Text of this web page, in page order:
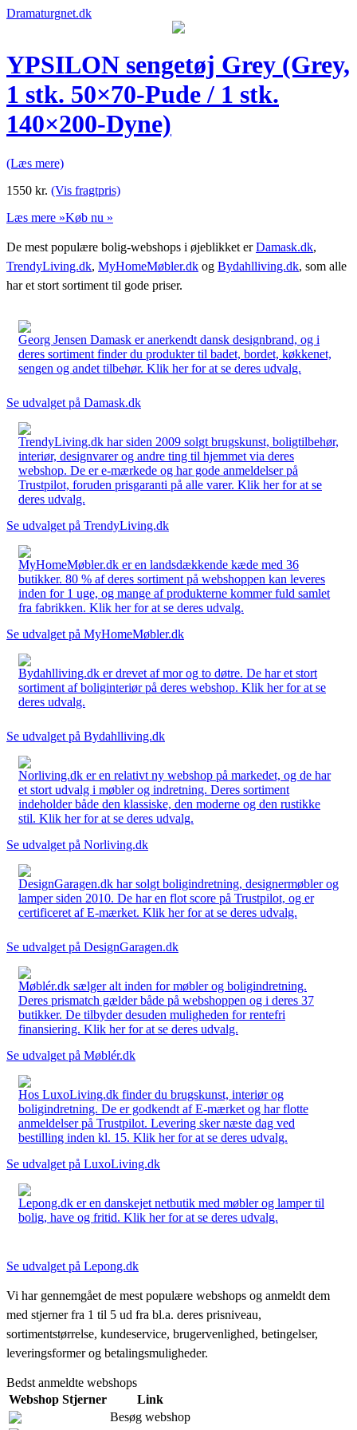
Dramaturgnet.dk
YPSILON sengetøj Grey (Grey,
1 stk. 50×70-Pude / 1 stk.
140×200-Dyne)
(Læs mere)
1550 kr. (Vis fragtpris)
Læs mere »Køb nu »
De mest populære bolig-webshops i øjeblikket erDamask.dk,
TrendyLiving.dk, MyHomeMøbler.dk og Bydahlliving.dk, som alle
har et stort sortiment til gode priser.
Georg Jensen Damask er anerkendt dansk designbrand, og i
deres sortiment finder du produkter til badet, bordet, køkkenet,
sengen og andet tilbehør. Klik her for at se deres udvalg.
Se udvalget på Damask.dk
TrendyLiving.dk har siden 2009 solgt brugskunst, boligtilbehør,
interiør, designvarer og andre ting til hjemmet via deres
webshop. De er e-mærkede og har gode anmeldelser på
Trustpilot, foruden prisgaranti på alle varer. Klik her for at se
deres udvalg.
Se udvalget på TrendyLiving.dk
MyHomeMøbler.dk er en landsdækkende kæde med 36
butikker. 80 % af deres sortiment på webshoppen kan leveres
inden for 1 uge, og mange af produkterne kommer fuld samlet
fra fabrikken. Klik her for at se deres udvalg.
Se udvalget på MyHomeMøbler.dk
Bydahlliving.dk er drevet af mor og to døtre. De har et stort
sortiment af boliginteriør på deres webshop. Klik her for at se
deres udvalg.
Se udvalget på Bydahlliving.dk
Norliving.dk er en relativt ny webshop på markedet, og de har
et stort udvalg i møbler og indretning. Deres sortiment
indeholder både den klassiske, den moderne og den rustikke
stil. Klik her for at se deres udvalg.
Se udvalget på Norliving.dk
DesignGaragen.dk har solgt boligindretning, designermøbler og
lamper siden 2010. De har en flot score på Trustpilot, og er
certificeret af E-mærket. Klik her for at se deres udvalg.
Se udvalget på DesignGaragen.dk
Møblér.dk sælger alt inden for møbler og boligindretning.
Deres prismatch gælder både på webshoppen og i deres 37
butikker. De tilbyder desuden muligheden for rentefri
finansiering. Klik her for at se deres udvalg.
Se udvalget på Møblér.dk
Hos LuxoLiving.dk finder du brugskunst, interiør og
boligindretning. De er godkendt af E-mærket og har flotte
anmeldelser på Trustpilot. Levering sker næste dag ved
bestilling inden kl. 15. Klik her for at se deres udvalg.
Se udvalget på LuxoLiving.dk
Lepong.dk er en danskejet netbutik med møbler og lamper til
bolig, have og fritid. Klik her for at se deres udvalg.
Se udvalget på Lepong.dk
Vi har gennemgået de mest populære webshops og anmeldt dem
med stjerner fra 1 til 5 ud fra bl.a. deres prisniveau,
sortimentstørrelse, kundeservice, brugervenlighed, betingelser,
leveringsformer og betalingsmuligheder.
Bedst anmeldte webshops
Webshop Stjerner
Link
Besøg webshop